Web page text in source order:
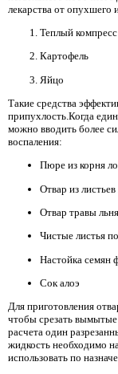
лекарства от опухшего
Теплый
Картофель
Яйцо
Такие средства
припухлость.Когда
можно вводить более
воспаления:
Пюре из корня
Отвар из
Отвар травы
Чистые листья
Настойка семян
Сок алоэ
Для приготовления
чтобы срезать вымытые
расчета один
жидкость необходимо
использовать по